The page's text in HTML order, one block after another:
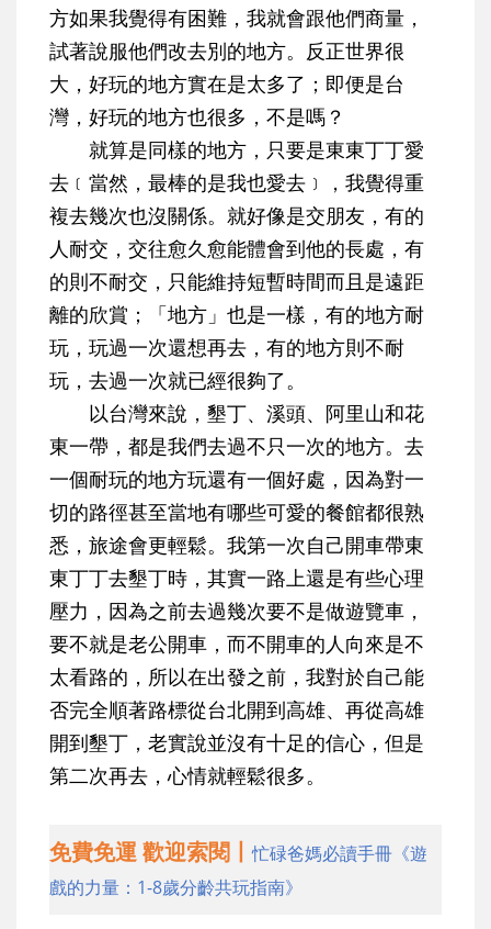
方如果我覺得有困難，我就會跟他們商量，
試著說服他們改去別的地方。反正世界很
大，好玩的地方實在是太多了；即便是台
灣，好玩的地方也很多，不是嗎？
就算是同樣的地方，只要是東東丁丁愛
去﹝當然，最棒的是我也愛去﹞，我覺得重
複去幾次也沒關係。就好像是交朋友，有的
人耐交，交往愈久愈能體會到他的長處，有
的則不耐交，只能維持短暫時間而且是遠距
離的欣賞；「地方」也是一樣，有的地方耐
玩，玩過一次還想再去，有的地方則不耐
玩，去過一次就已經很夠了。
以台灣來說，墾丁、溪頭、阿里山和花
東一帶，都是我們去過不只一次的地方。去
一個耐玩的地方玩還有一個好處，因為對一
切的路徑甚至當地有哪些可愛的餐館都很熟
悉，旅途會更輕鬆。我第一次自己開車帶東
東丁丁去墾丁時，其實一路上還是有些心理
壓力，因為之前去過幾次要不是做遊覽車，
要不就是老公開車，而不開車的人向來是不
太看路的，所以在出發之前，我對於自己能
否完全順著路標從台北開到高雄、再從高雄
開到墾丁，老實說並沒有十足的信心，但是
第二次再去，心情就輕鬆很多。
免費免運 歡迎索閱丨忙碌爸媽必讀手冊《遊
戲的力量：1-8歲分齡共玩指南》